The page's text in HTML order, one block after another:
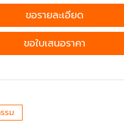
ขอรายละเอียด
ขอใบเสนอราคา
รม